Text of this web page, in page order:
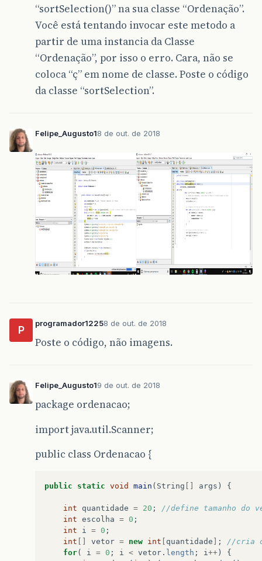
“sortSelection()” na sua classe “Ordenação”.
Você está tentando invocar este metodo a
partir de uma instancia da Classe
“Ordenação”, por isso o erro. Cara, não se
coloca “ç” em nome de classe. Poste o código
da classe “sortSelection”.
Felipe_Augusto18 de out. de 2018
P
programador12258 de out. de 2018
Poste o código, não imagens.
Felipe_Augusto19 de out. de 2018
package ordenacao;
import java.util.Scanner;
public class Ordenacao {
public static void main ( String [] args ) {
int quantidade = 20 ;
//define tamanho do
int escolha = 0 ;
int
i = 0 ;
int [] vetor = new int [ quantidade ] ;
//cria o
for( i = 0 ; i < vetor . length ; i ++)
{